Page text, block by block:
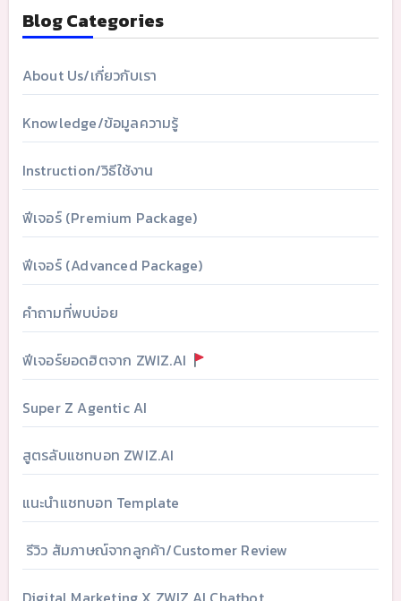
Blog Categories
About Us/เกี่ยวกับเรา
Knowledge/ข้อมูลความรู้
Instruction/วิธีใช้งาน
ฟีเจอร์ (Premium Package)
ฟีเจอร์ (Advanced Package)
คำถามที่พบบ่อย
ฟีเจอร์ยอดฮิตจาก ZWIZ.AI
Super Z Agentic AI
สูตรลับแชทบอท ZWIZ.AI
แนะนำแชทบอท Template
รีวิว สัมภาษณ์จากลูกค้า/Customer Review